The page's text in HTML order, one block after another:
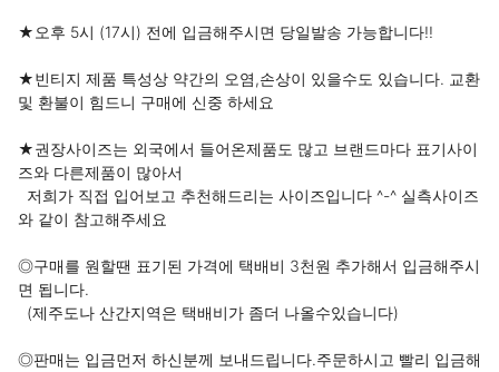
★오후 5시 (17시) 전에 입금해주시면 당일발송 가능합니다!!
★빈티지 제품 특성상 약간의 오염,손상이 있을수도 있습니다. 교환
및 환불이 힘드니 구매에 신중 하세요
★권장사이즈는 외국에서 들어온제품도 많고 브랜드마다 표기사이
즈와 다른제품이 많아서
와 같이 참고해주세요
◎구매를 원할땐 표기된 가격에 택배비 3천원 추가해서 입금해주시
면 됩니다.
◎판매는 입금먼저 하신분께 보내드립니다.주문하시고 빨리 입금해